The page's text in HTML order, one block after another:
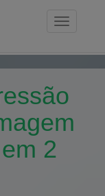
Toggle
2